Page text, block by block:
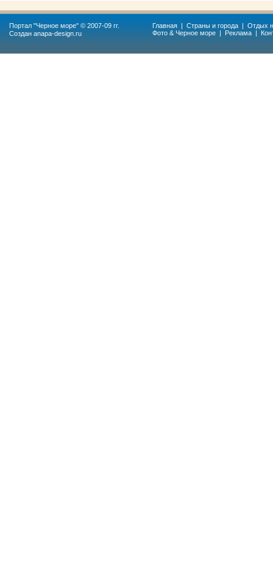
Портал "Черное море" © 2007-09 гг.
Создан anapa-design.ru
Главная | Страны и города | Отдых
Фото & Черное море | Реклама |